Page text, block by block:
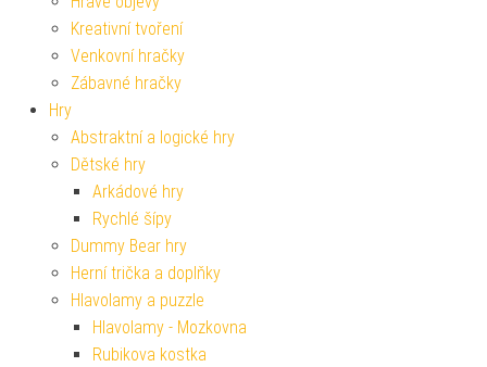
Kreativní tvoření
Venkovní hračky
Zábavné hračky
Hry
Abstraktní a logické hry
Dětské hry
Arkádové hry
Rychlé šípy
Dummy Bear hry
Herní trička a doplňky
Hlavolamy a puzzle
Hlavolamy - Mozkovna
Rubikova kostka